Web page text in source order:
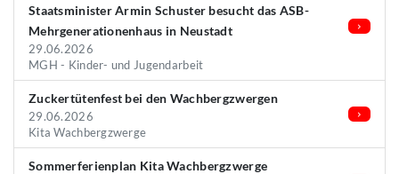
Staatsminister Armin Schuster besucht das ASB-
Mehrgenerationenhaus in Neustadt
29.06.2026
MGH - Kinder- und Jugendarbeit
Zuckertütenfest bei den Wachbergzwergen
29.06.2026
Kita Wachbergzwerge
Sommerferienplan Kita Wachbergzwerge